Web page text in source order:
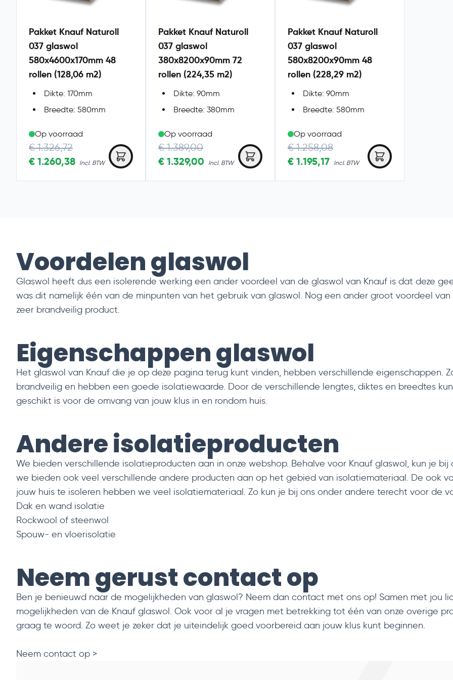
Pakket Knauf Naturoll
037 glaswol
580x4600x170mm 48
rollen (128,06 m2)
Dikte: 170mm
Breedte: 580mm
Op voorraad
Special Price
€ 1.260,38
Regular Price
€ 1.326,72
Pakket Knauf Naturoll
037 glaswol
380x8200x90mm 72
rollen (224,35 m2)
Dikte: 90mm
Breedte: 380mm
Op voorraad
Special Price
€ 1.329,00
Regular Price
€ 1.389,00
Pakket Knauf Naturoll
037 glaswol
580x8200x90mm 48
rollen (228,29 m2)
Dikte: 90mm
Breedte: 580mm
Op voorraad
Special Price
€ 1.195,17
Regular Price
€ 1.258,08
Voordelen glaswol
Glaswol heeft dus een isolerende werking een ander voordeel van de glaswol van Knauf is dat deze
was dit namelijk één van de minpunten van het gebruik van glaswol. Nog een ander groot voordeel
zeer brandveilig product.
Eigenschappen glaswol
Het glaswol van Knauf die je op deze pagina terug kunt vinden, hebben verschillende eigenschappen.
brandveilig en hebben een goede isolatiewaarde. Door de verschillende lengtes, diktes en breedtes
geschikt is voor de omvang van jouw klus in en rondom huis.
Andere isolatieproducten
We bieden verschillende isolatieproducten aan in onze webshop. Behalve voor Knauf glaswol, kun je
we bieden ook veel verschillende andere producten aan op het gebied van isolatiemateriaal. De ook
jouw huis te isoleren hebben we veel isolatiemateriaal. Zo kun je bij ons onder andere terecht voor de
Dak en wand isolatie
Rockwool of steenwol
Spouw- en vloerisolatie
Neem gerust contact op
Ben je benieuwd naar de mogelijkheden van glaswol? Neem dan contact met ons op! Samen met jou
mogelijkheden van de Knauf glaswol. Ook voor al je vragen met betrekking tot één van onze overige
graag te woord. Zo weet je zeker dat je uiteindelijk goed voorbereid aan jouw klus kunt beginnen.
Neem contact op >